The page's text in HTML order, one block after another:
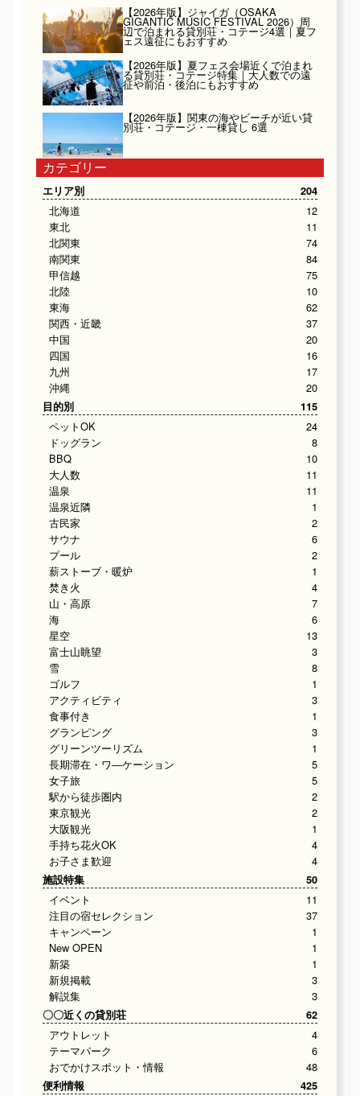
【2026年版】ジャイガ（OSAKA
GIGANTIC MUSIC FESTIVAL 2026）周
辺で泊まれる貸別荘・コテージ4選｜夏フ
ェス遠征にもおすすめ
【2026年版】夏フェス会場近くで泊まれ
る貸別荘・コテージ特集｜大人数での遠
征や前泊・後泊にもおすすめ
【2026年版】関東の海やビーチが近い貸
別荘・コテージ・一棟貸し 6選
カテゴリー
エリア別 204
北海道
12
東北
11
北関東
74
南関東
84
甲信越
75
北陸
10
東海
62
関西・近畿
37
中国
20
四国
16
九州
17
沖縄
20
目的別 115
ペットOK
24
ドッグラン
8
BBQ
10
大人数
11
温泉
11
温泉近隣
1
古民家
2
サウナ
6
プール
2
薪ストーブ・暖炉
1
焚き火
4
山・高原
7
海
6
星空
13
富士山眺望
3
雪
8
ゴルフ
1
アクティビティ
3
食事付き
1
グランピング
3
グリーンツーリズム
1
長期滞在・ワ―ケーション
5
女子旅
5
駅から徒歩圏内
2
東京観光
2
大阪観光
1
手持ち花火OK
4
お子さま歓迎
4
施設特集 50
イベント
11
注目の宿セレクション
37
キャンペーン
1
New OPEN
1
新築
1
新規掲載
3
解説集
3
〇〇近くの貸別荘 62
アウトレット
4
テーマパーク
6
おでかけスポット・情報
48
便利情報 425